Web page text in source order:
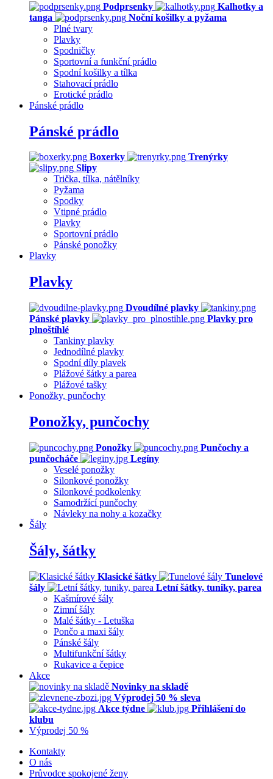
Podprsenky
Kalhotky a
tanga
Noční košilky a pyžama
Plné tvary
Plavky
Spodničky
Sportovní a funkční prádlo
Spodní košilky a tílka
Stahovací prádlo
Erotické prádlo
Pánské prádlo
Pánské prádlo
Boxerky
Trenýrky
Slipy
Trička, tílka, nátělníky
Pyžama
Spodky
Vtipné prádlo
Plavky
Sportovní prádlo
Pánské ponožky
Plavky
Plavky
Dvoudílné plavky
Pánské plavky
Plavky pro
plnoštíhlé
Tankiny plavky
Jednodílné plavky
Spodní díly plavek
Plážové šátky a parea
Plážové tašky
Ponožky, punčochy
Ponožky, punčochy
Ponožky
Punčochy a
punčocháče
Legíny
Veselé ponožky
Silonkové ponožky
Silonkové podkolenky
Samodržící punčochy
Návleky na nohy a kozačky
Šály
Šály, šátky
Klasické šátky
Tunelové
šály
Letní šátky, tuniky, parea
Kašmírové šály
Zimní šály
Malé šátky - Letuška
Pončo a maxi šály
Pánské šály
Multifunkční šátky
Rukavice a čepice
Akce
Novinky na skladě
Výprodej 50 % sleva
Akce týdne
Přihlášení do
klubu
Výprodej 50 %
Kontakty
O nás
Průvodce spokojené ženy